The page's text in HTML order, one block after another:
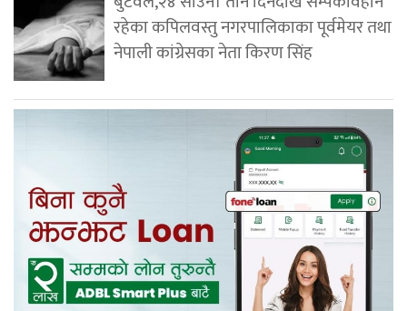
रहेका कपिलवस्तु नगरपालिकाका पूर्वमेयर तथा
नेपाली कांग्रेसका नेता किरण सिंह